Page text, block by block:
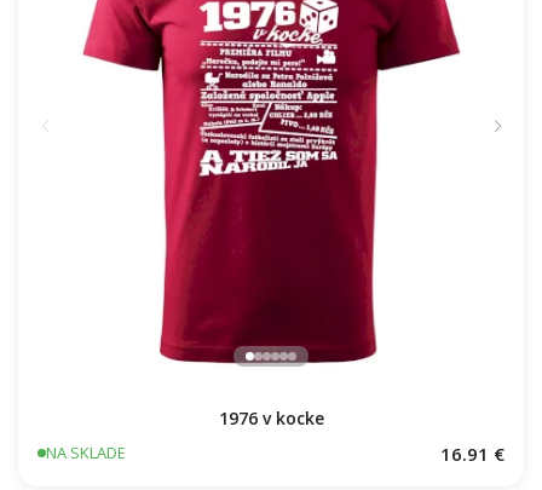
1976 v kocke
NA SKLADE 16.91 €